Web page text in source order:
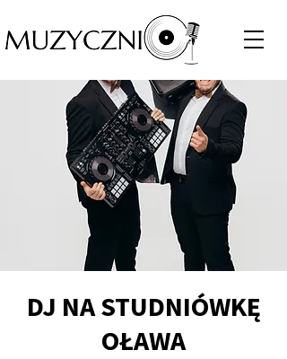
DJ NA STUDNIÓWKĘ
OŁAWA